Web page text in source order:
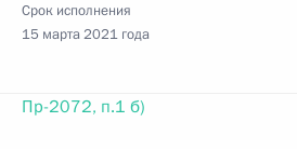
Срок исполнения
15 марта 2021 года
Пр-2072, п.1 б)